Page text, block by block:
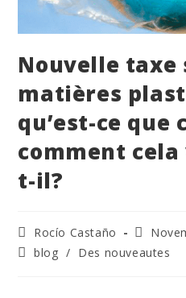
Nouvelle taxe
matières
qu’est-ce que
comment
t-il?
Rocío Castaño
blog / Des nouveautes